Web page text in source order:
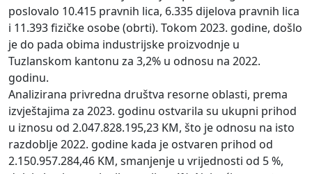
poslovalo 10.415 pravnih lica, 6.335 dijelova pravnih lica
i 11.393 fizičke osobe (obrti). Tokom 2023. godine, došlo
je do pada obima industrijske proizvodnje u
Tuzlanskom kantonu za 3,2% u odnosu na 2022.
godinu.
Analizirana privredna društva resorne oblasti, prema
izvještajima za 2023. godinu ostvarila su ukupni prihod
u iznosu od 2.047.828.195,23 KM, što je odnosu na isto
razdoblje 2022. godine kada je ostvaren prihod od
2.150.957.284,46 KM, smanjenje u vrijednosti od 5 %,